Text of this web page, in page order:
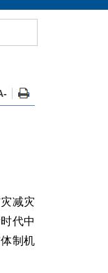
减灾
代中
制机